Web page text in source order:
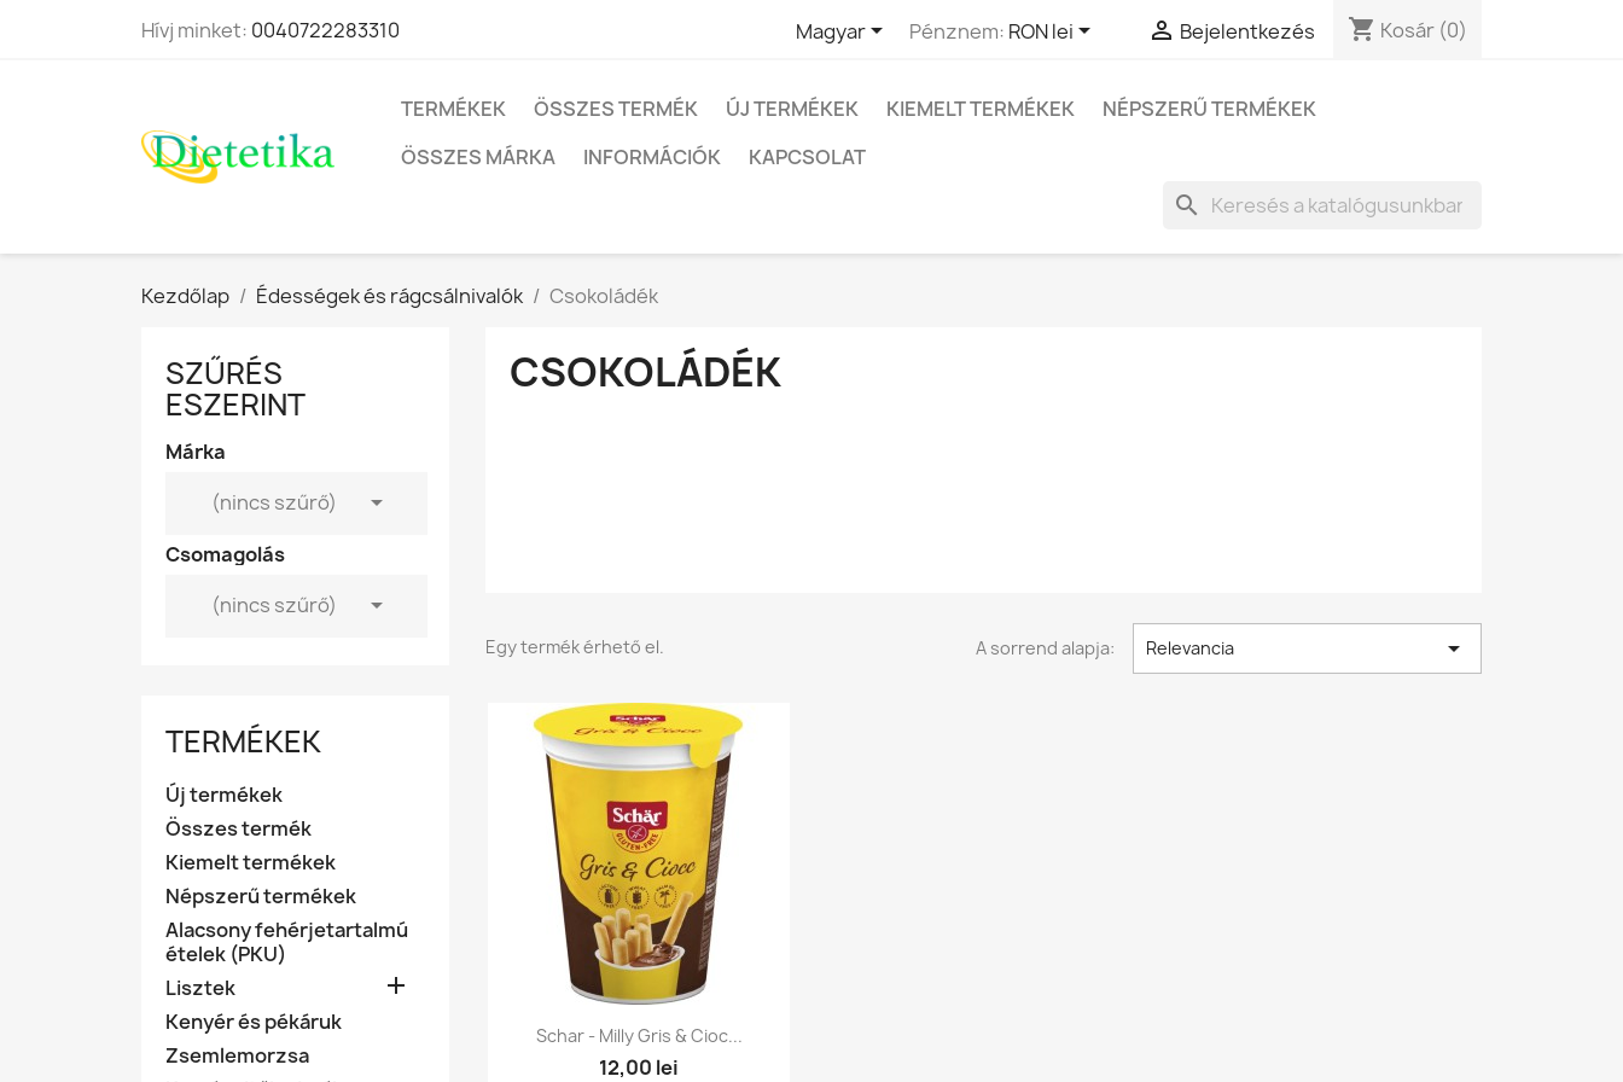
Hívj minket: 0040722283310 Magyar Pénznem: RON lei  Bejelentkezés shopping_cart Kosár (0)
TERMÉKEK ÖSSZES TERMÉK ÚJ TERMÉKEK KIEMELT TERMÉKEK
NÉPSZERŰ TERMÉKEK
ÖSSZES MÁRKA
INFORMÁCIÓK KAPCSOLAT
search
Kezdőlap Édességek és rágcsálnivalók Csokoládék
SZŰRÉS
ESZERINT
Márka
(nincs szűrő)

Csomagolás
(nincs szűrő)

TERMÉKEK
Új termékek
Összes termék
Kiemelt termékek
Népszerű termékek
Alacsony fehérjetartalmú
ételek (PKU)
Lisztek

Kenyér és pékáruk
Zsemlemorzsa
CSOKOLÁDÉK
Egy termék érhető el. A sorrend alapja: Relevancia 
Előnézet
Schar - Milly Gris & Cioc...
12,00 lei